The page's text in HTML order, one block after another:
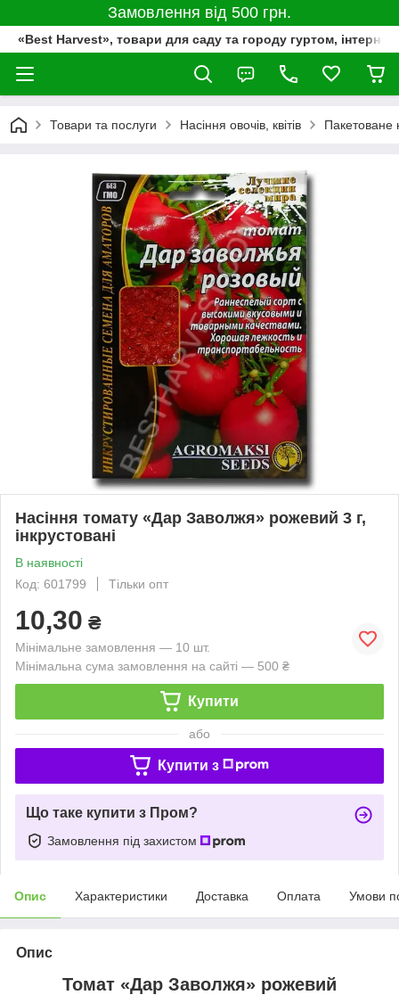
Замовлення від 500 грн.
«Best Harvest», товари для саду та городу гуртом,
Товари та послуги Насіння овочів, квітів Пакетоване
Насіння томату «Дар Заволжя» рожевий 3 г,
інкрустовані
В наявності
Код: 601799
Тільки опт
10,30 ₴
Мінімальне замовлення — 10 шт.
Мінімальна сума замовлення на сайті — 500 ₴
Купити
або
Купити з
Що таке купити з Пром?
Замовлення під захистом
Опис Характеристики Доставка Оплата Умови
Опис
Томат «Дар Заволжя» рожевий